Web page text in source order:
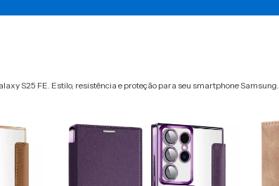
S25 FE. Estilo, resistência e proteção para seu smartphone Samsung.